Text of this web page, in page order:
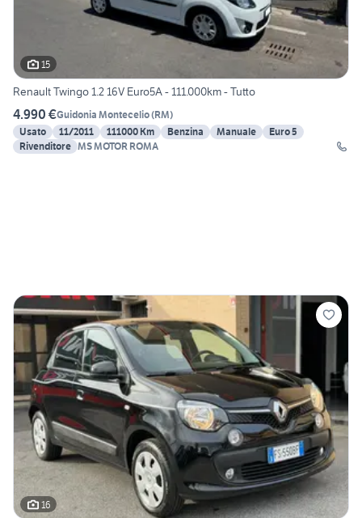
15
Renault Twingo 1.2 16V Euro5A - 111.000km - Tutto
4.990 €Guidonia Montecelio(RM)
Usato
11/2011 111000 Km Benzina Manuale
Euro 5
Rivenditore MS MOTOR ROMA
16